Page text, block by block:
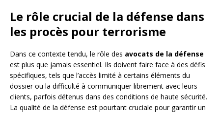
Le rôle crucial de la défense dans
les procès pour terrorisme
Dans ce contexte tendu, le rôle des avocats de la défense
est plus que jamais essentiel. Ils doivent faire face à des défis
spécifiques, tels que l’accès limité à certains éléments du
dossier ou la difficulté à communiquer librement avec leurs
clients, parfois détenus dans des conditions de haute sécurité.
La qualité de la défense est pourtant cruciale pour garantir un